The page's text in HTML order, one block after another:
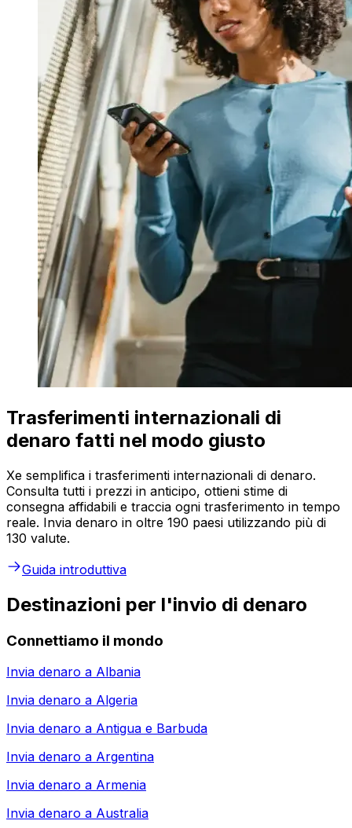
Trasferimenti internazionali di
denaro fatti nel modo giusto
Xe semplifica i trasferimenti internazionali di denaro.
Consulta tutti i prezzi in anticipo, ottieni stime di
consegna affidabili e traccia ogni trasferimento in tempo
reale. Invia denaro in oltre 190 paesi utilizzando più di
130 valute.
Guida introduttiva
Destinazioni per l'invio di denaro
Connettiamo il mondo
Invia denaro a Albania
Invia denaro a Algeria
Invia denaro a Antigua e Barbuda
Invia denaro a Argentina
Invia denaro a Armenia
Invia denaro a Australia